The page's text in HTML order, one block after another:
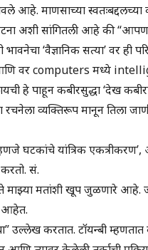
माणसाच्या स्वतःबद्दलच्या
अशी सांगितली आहे की “आपण
‘वैज्ञानिक सत्या’ वर ही
वर computers मध्ये
हे पाहून कबीरसुद्धा ‘देख
रचनेला व्यक्तिरूप मानून तिला
घटकांचे यांत्रिक
सं.
माझ्या मतांशी खूप जुळणारे आहे.
आहेत.
उल्लेख करतात. टॉयन्बी म्हणतात